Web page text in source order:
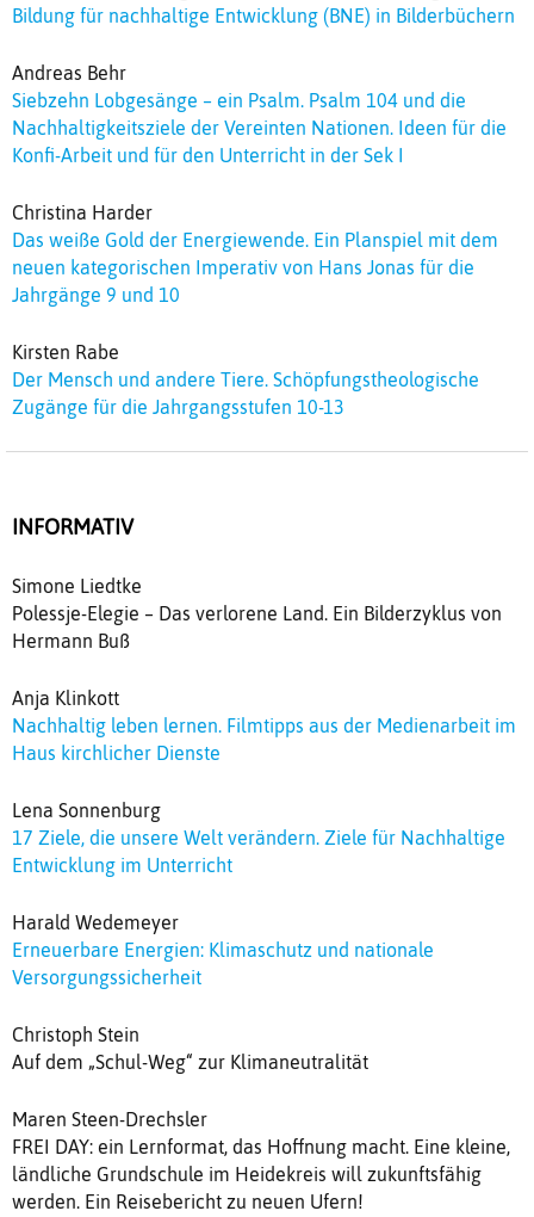
Bildung für nachhaltige Entwicklung (BNE) in Bilderbüchern
Andreas Behr
Siebzehn Lobgesänge – ein Psalm. Psalm 104 und die
Nachhaltigkeitsziele der Vereinten Nationen. Ideen für die
Konfi-Arbeit und für den Unterricht in der Sek I
Christina Harder
Das weiße Gold der Energiewende. Ein Planspiel mit dem
neuen kategorischen Imperativ von Hans Jonas für die
Jahrgänge 9 und 10
Kirsten Rabe
Der Mensch und andere Tiere. Schöpfungstheologische
Zugänge für die Jahrgangsstufen 10-13
INFORMATIV
Simone Liedtke
Polessje-Elegie – Das verlorene Land. Ein Bilderzyklus von
Hermann Buß
Anja Klinkott
Nachhaltig leben lernen. Filmtipps aus der Medienarbeit im
Haus kirchlicher Dienste
Lena Sonnenburg
17 Ziele, die unsere Welt verändern. Ziele für Nachhaltige
Entwicklung im Unterricht
Harald Wedemeyer
Erneuerbare Energien: Klimaschutz und nationale
Versorgungssicherheit
Christoph Stein
Auf dem „Schul-Weg“ zur Klimaneutralität
Maren Steen-Drechsler
FREI DAY: ein Lernformat, das Hoffnung macht. Eine kleine,
ländliche Grundschule im Heidekreis will zukunftsfähig
werden. Ein Reisebericht zu neuen Ufern!